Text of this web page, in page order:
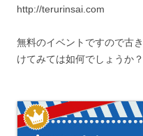
http://terurinsai.com
無料のイベントですので古
けてみては如何でしょうか？